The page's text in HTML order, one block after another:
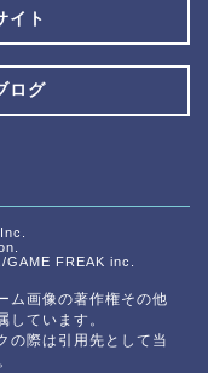
イト
ログ
FREAK inc.
ム画像の著作権その他
ています。
の際は引用先として当